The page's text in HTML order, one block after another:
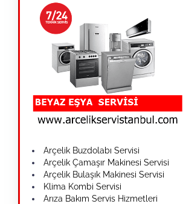
Arçelik Buzdolabı Servisi
Arçelik Çamaşır Makinesi Servisi
Arçelik Bulaşık Makinesi Servisi
Klima Kombi Servisi
Arıza Bakım Servis Hizmetleri